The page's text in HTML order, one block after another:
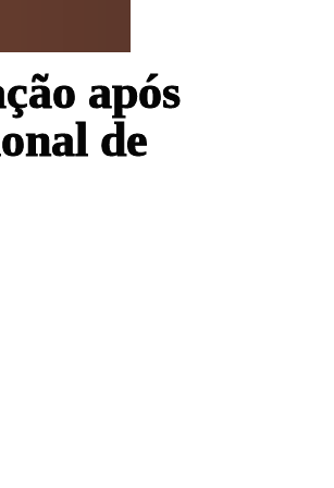
após
de